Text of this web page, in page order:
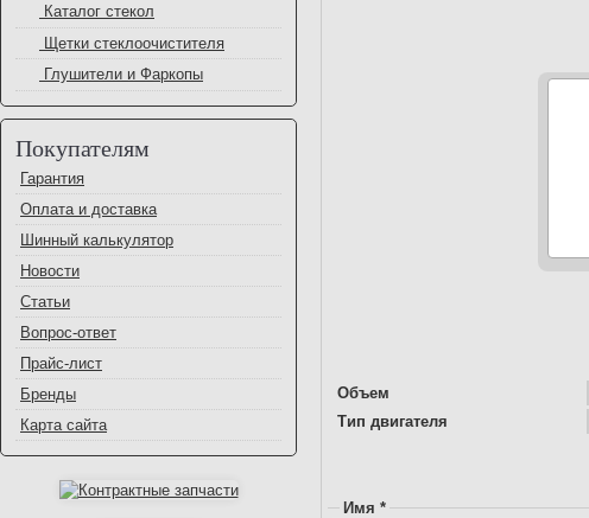
Каталог стекол
Щетки стеклоочистителя
Глушители и Фаркопы
Покупателям
Гарантия
Оплата и доставка
Шинный калькулятор
Новости
Статьи
Вопрос-ответ
Прайс-лист
Бренды
Карта сайта
Объем
Тип двигателя
Имя *